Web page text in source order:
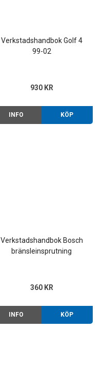
Verkstadshandbok Golf 4
99-02
930 KR
INFO KÖP
Verkstadshandbok Bosch
bränsleinsprutning
360 KR
INFO KÖP